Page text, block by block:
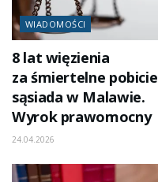
WIADOMOŚCI
8 lat więzienia
za śmiertelne pobicie
sąsiada w Malawie.
Wyrok prawomocny
24.04.2026